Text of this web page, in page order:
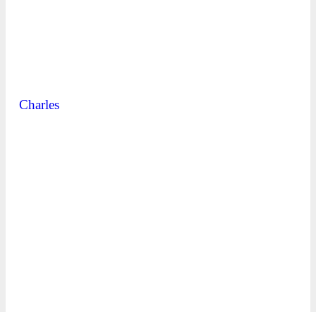
Charles